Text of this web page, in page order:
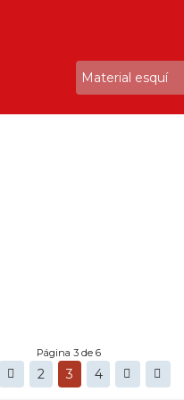
Página 3 de 6
2 3 4